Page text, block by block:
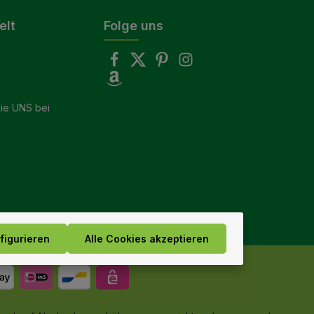
UNS bei
Folge uns
Alle Cookies akzeptieren